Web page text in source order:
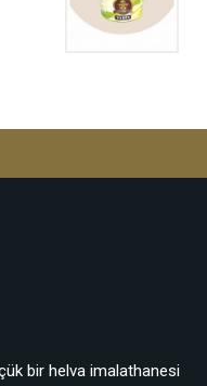
bir helva imalathanesi